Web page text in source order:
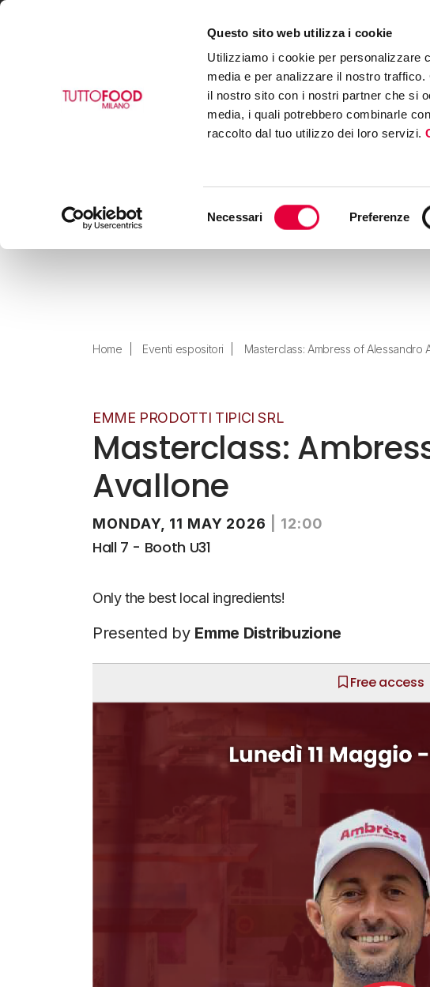
Questo sito web utilizza i cookie
Utilizziamo i cookie per personalizzare
media e per analizzare il nostro
il nostro sito con i nostri partner che si
media, i quali potrebbero combinarle
raccolto dal tuo utilizzo dei loro servizi.
Necessari Preferenze
VISITEXHIBITBUYERS PROGRAM
Home Eventi espositori Masterclass: Ambress of Alessandro
EMME PRODOTTI TIPICI SRL
Masterclass:
Avallone
MONDAY, 11 MAY 2026 12:00
Hall 7 - Booth U31
Only the best local ingredients!
Presented by Emme Distribuzione
Free access